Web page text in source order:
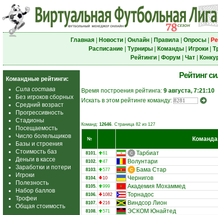
Главная| Новости| Онлайн| Правила| Опросы|
Расписание| Турниры| Команды| Игроки|
Рейтинги| Форум Чат|
Командные рейтинги:
Сила состава
Без игроков сборных
Средний возраст
Прогрессивность
Стадионы
Посещаемость
Число болельщиков
Базы и строения
Стоимость баз
Деньги в кассе
Заработки и потери
Игроки
Полезность
Набор баллов
Трофеи
Общая стоимость
Рейтинг
Время построения рейтинга: 9 августа, 7:21:10
Искать в этом рейтинге команду:
Команд: 12646. Страница 82 из 127
№ Команда
8101. 61 Тарбиат
8102. 47 Волунтари
8103. 577 Бама Стар
8104. 10 Чернигов
8105. 999 Академия Мохаммед
8106. 1082 Торнадос
8107. 216 Виндсор Лион
8108. 571 ЭСКОМ Юнайтед